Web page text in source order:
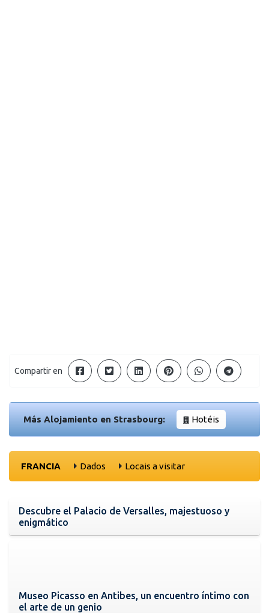
Compartir en
Más Alojamiento en Strasbourg: Hotéis
FRANCIA Dados Locais a visitar
Descubre el Palacio de Versalles, majestuoso y
enigmático
Museo Picasso en Antibes, un encuentro íntimo con
el arte de un genio